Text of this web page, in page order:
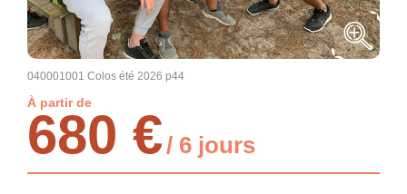
040001001 Colos été 2026 p44
À partir de
680 €/ 6 jours